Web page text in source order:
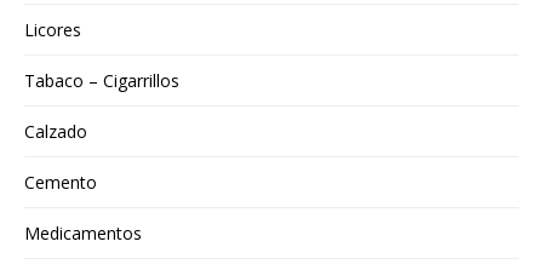
Licores
Tabaco – Cigarrillos
Calzado
Cemento
Medicamentos